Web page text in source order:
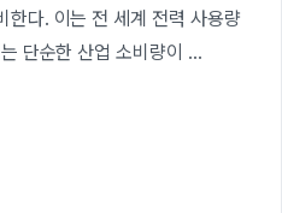
다. 이는 전 세계 전력 사용량
단순한 산업 소비량이 …